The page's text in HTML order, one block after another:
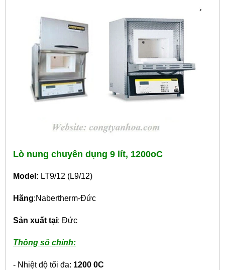
Lò nung chuyên dụng 9 lít, 1200oC
Model: LT9/12 (L9/12)
Hãng:Nabertherm-Đức
Sản xuất tại: Đức
Thông số chính:
- Nhiệt độ tối đa: 1200 0C